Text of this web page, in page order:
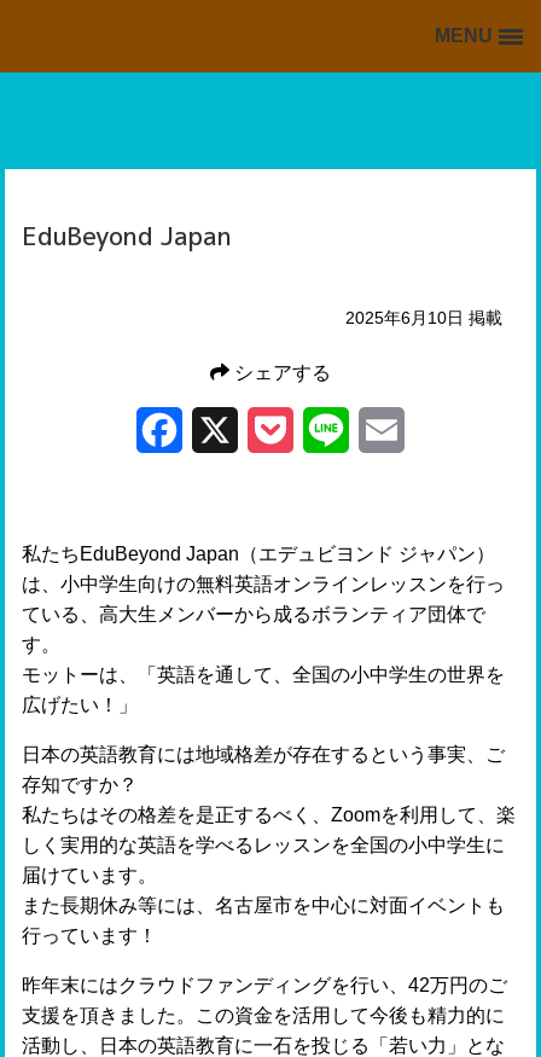
MENU
スキッフルからの情報
EduBeyond Japan
2025年6月10日 掲載
シェアする
Facebook Pocket Line
私たちEduBeyond Japan（エデュビヨンド ジャパン）
は、小中学生向けの無料英語オンラインレッスンを行っ
ている、高大生メンバーから成るボランティア団体で
す。
モットーは、「英語を通して、全国の小中学生の世界を
広げたい！」
日本の英語教育には地域格差が存在するという事実、ご
存知ですか？
私たちはその格差を是正するべく、Zoomを利用して、楽
しく実用的な英語を学べるレッスンを全国の小中学生に
届けています。
また長期休み等には、名古屋市を中心に対面イベントも
行っています！
昨年末にはクラウドファンディングを行い、42万円のご
支援を頂きました。この資金を活用して今後も精力的に
活動し、日本の英語教育に一石を投じる「若い力」とな